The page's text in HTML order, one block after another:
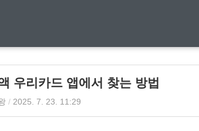
우리카드 앱에서 찾는 방법
/ 2025. 7. 23. 11:29